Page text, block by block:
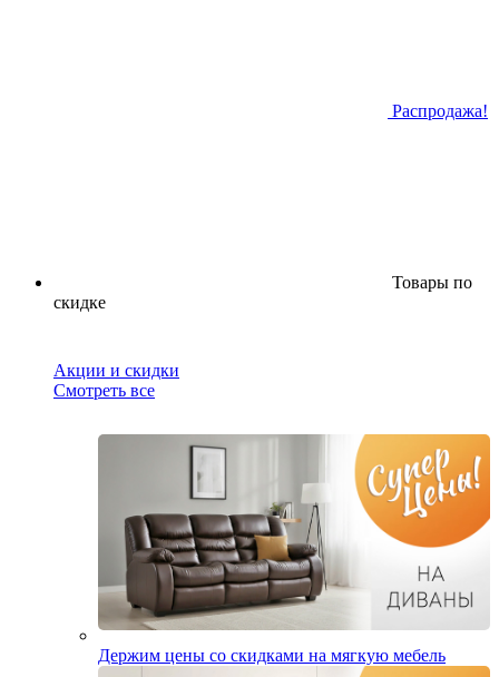
Распродажа!
Товары по
скидке
Акции и скидки
Смотреть все
Держим цены со скидками на мягкую мебель